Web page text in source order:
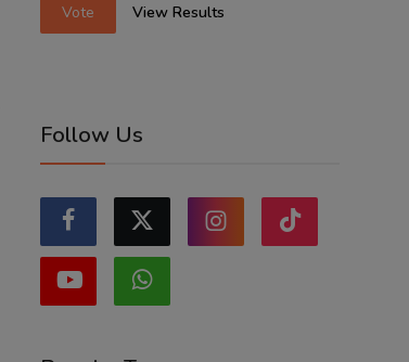
Vote View Results
Follow Us